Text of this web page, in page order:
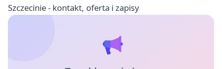
Szczecinie - kontakt, oferta i zapisy